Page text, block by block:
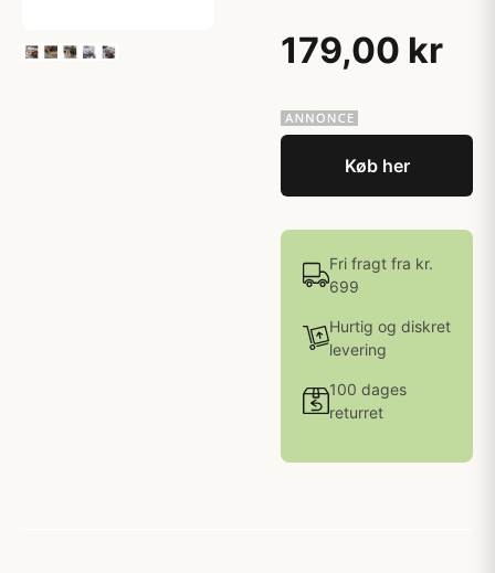
179,00 kr
Køb her
Fri fragt fra kr.
699
Hurtig og diskret
levering
100 dages
returret